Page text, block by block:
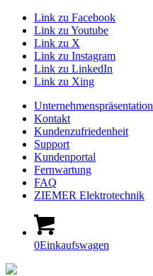
Link zu Facebook
Link zu Youtube
Link zu X
Link zu Instagram
Link zu LinkedIn
Link zu Xing
Unternehmenspräsentation
Kontakt
Kundenzufriedenheit
Support
Kundenportal
Fernwartung
FAQ
ZIEMER Elektrotechnik
0Einkaufswagen